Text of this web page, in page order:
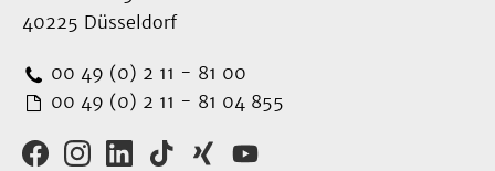
40225 Düsseldorf
00 49 (0) 2 11 - 81 00
00 49 (0) 2 11 - 81 04 855